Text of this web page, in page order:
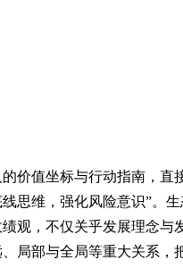
价值坐标与行动指南，直
思维，强化风险意识”。
观，不仅关乎发展理念
局部与全局等重大关系